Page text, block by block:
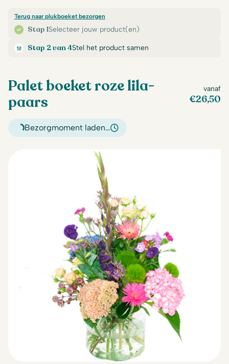
Stap 1Selecteer jouw product(en)
Terug naar plukboeket bezorgen
Stap 2 van 4Stel het product samen
Palet boeket roze lila-
paars
vanaf
€26,50
Bezorgmoment laden…